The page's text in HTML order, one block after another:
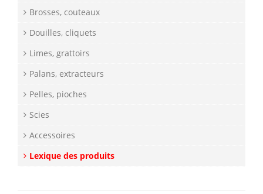
Brosses, couteaux
Douilles, cliquets
Limes, grattoirs
Palans, extracteurs
Pelles, pioches
Scies
Accessoires
Lexique des produits